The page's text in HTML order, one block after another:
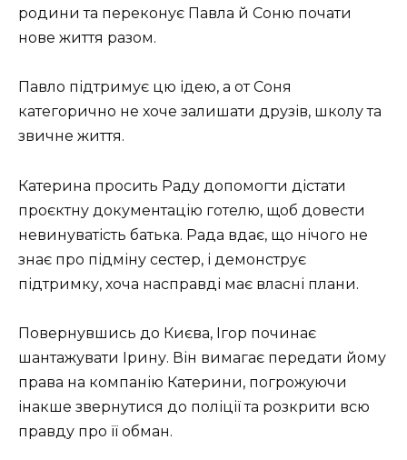
родини та переконує Павла й Соню почати
нове життя разом.
Павло підтримує цю ідею, а от Соня
категорично не хоче залишати друзів, школу та
звичне життя.
Катерина просить Раду допомогти дістати
проєктну документацію готелю, щоб довести
невинуватість батька. Рада вдає, що нічого не
знає про підміну сестер, і демонструє
підтримку, хоча насправді має власні плани.
Повернувшись до Києва, Ігор починає
шантажувати Ірину. Він вимагає передати йому
права на компанію Катерини, погрожуючи
інакше звернутися до поліції та розкрити всю
правду про її обман.